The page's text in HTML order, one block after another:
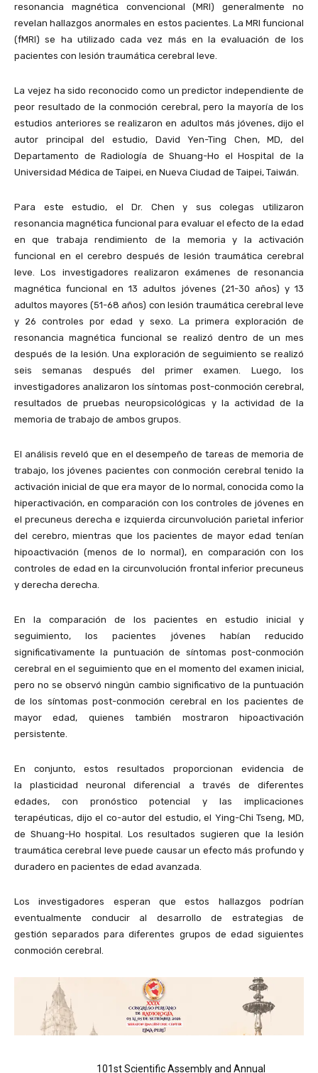
resonancia magnética convencional (MRI) generalmente no
revelan hallazgos anormales en estos pacientes. La MRI funcional
(fMRI) se ha utilizado cada vez más en la evaluación de los
pacientes con lesión traumática cerebral leve.
La vejez ha sido reconocido como un predictor independiente de
peor resultado de la conmoción cerebral, pero la mayoría de los
estudios anteriores se realizaron en adultos más jóvenes, dijo el
autor principal del estudio, David Yen-Ting Chen, MD, del
Departamento de Radiología de Shuang-Ho el Hospital de la
Universidad Médica de Taipei, en Nueva Ciudad de Taipei, Taiwán.
Para este estudio, el Dr. Chen y sus colegas utilizaron
resonancia magnética funcional para evaluar el efecto de la edad
en que trabaja rendimiento de la memoria y la activación
funcional en el cerebro después de lesión traumática cerebral
leve. Los investigadores realizaron exámenes de resonancia
magnética funcional en 13 adultos jóvenes (21-30 años) y 13
adultos mayores (51-68 años) con lesión traumática cerebral leve
y 26 controles por edad y sexo. La primera exploración de
resonancia magnética funcional se realizó dentro de un mes
después de la lesión. Una exploración de seguimiento se realizó
seis semanas después del primer examen. Luego, los
investigadores analizaron los síntomas post-conmoción cerebral,
resultados de pruebas neuropsicológicas y la actividad de la
memoria de trabajo de ambos grupos.
El análisis reveló que en el desempeño de tareas de memoria de
trabajo, los jóvenes pacientes con conmoción cerebral tenido la
activación inicial de que era mayor de lo normal, conocida como la
hiperactivación, en comparación con los controles de jóvenes en
el precuneus derecha e izquierda circunvolución parietal inferior
del cerebro, mientras que los pacientes de mayor edad tenían
hipoactivación (menos de lo normal), en comparación con los
controles de edad en la circunvolución frontal inferior precuneus
y derecha derecha.
En la comparación de los pacientes en estudio inicial y
seguimiento, los pacientes jóvenes habían reducido
significativamente la puntuación de síntomas post-conmoción
cerebral en el seguimiento que en el momento del examen inicial,
pero no se observó ningún cambio significativo de la puntuación
de los síntomas post-conmoción cerebral en los pacientes de
mayor edad, quienes también mostraron hipoactivación
persistente.
En conjunto, estos resultados proporcionan evidencia de
la plasticidad neuronal diferencial a través de diferentes
edades, con pronóstico potencial y las implicaciones
terapéuticas, dijo el co-autor del estudio, el Ying-Chi Tseng, MD,
de Shuang-Ho hospital. Los resultados sugieren que la lesión
traumática cerebral leve puede causar un efecto más profundo y
duradero en pacientes de edad avanzada.
Los investigadores esperan que estos hallazgos podrían
eventualmente conducir al desarrollo de estrategias de
gestión separados para diferentes grupos de edad siguientes
conmoción cerebral.
101st Scientific Assembly and Annual